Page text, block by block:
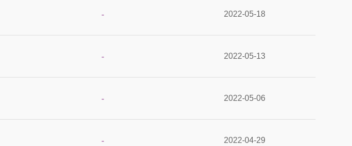
- 2022-05-18
- 2022-05-13
- 2022-05-06
- 2022-04-29